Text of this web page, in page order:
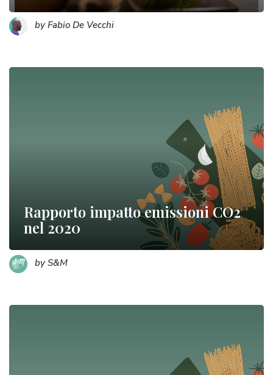
by Fabio De Vecchi
Rapporto impatto emissioni CO2
nel 2020
by S&M